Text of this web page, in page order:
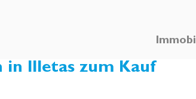
in Illetas zum Kauf